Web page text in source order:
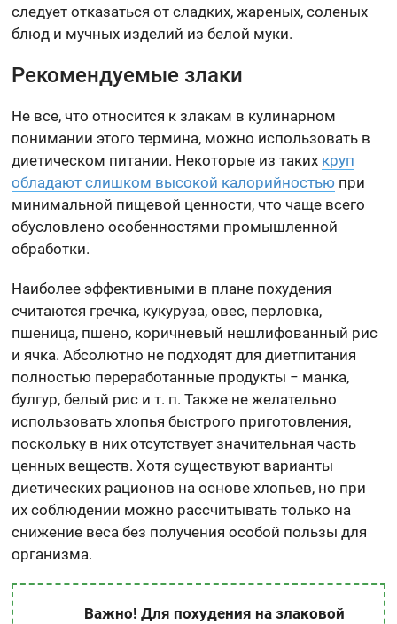
следует отказаться от сладких, жареных, соленых
блюд и мучных изделий из белой муки.
Рекомендуемые злаки
Не все, что относится к злакам в кулинарном
понимании этого термина, можно использовать в
диетическом питании. Некоторые из таких круп
обладают слишком высокой калорийностью при
минимальной пищевой ценности, что чаще всего
обусловлено особенностями промышленной
обработки.
Наиболее эффективными в плане похудения
считаются гречка, кукуруза, овес, перловка,
пшеница, пшено, коричневый нешлифованный рис
и ячка. Абсолютно не подходят для диетпитания
полностью переработанные продукты − манка,
булгур, белый рис и т. п. Также не желательно
использовать хлопья быстрого приготовления,
поскольку в них отсутствует значительная часть
ценных веществ. Хотя существуют варианты
диетических рационов на основе хлопьев, но при
их соблюдении можно рассчитывать только на
снижение веса без получения особой пользы для
организма.
Важно! Для похудения на злаковой